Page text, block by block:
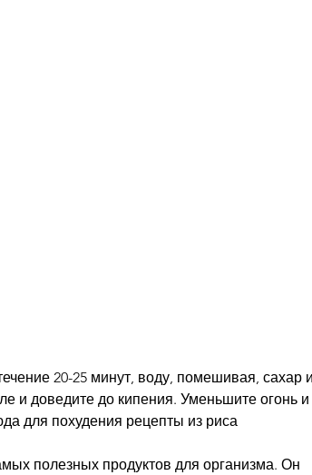
и доведите до кипения. Уменьшите огонь и
для похудения рецепты из риса
полезных продуктов для организма. Он